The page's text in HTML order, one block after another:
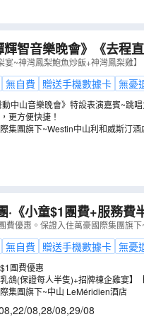
智音樂晚會》《去程
中山利和威斯汀酒店(
純玩2天團（
~神灣鳳梨鮑魚炒飯+神灣鳳梨雞】
無自費 贈送手機數據卡 無憂
中山音樂晚會》特設表演嘉賓~跳
更方便快捷！
集團旗下~Westin中山利和威斯汀
·《小童$1團費+服務
）
費優惠。保證入住萬豪國際集團旗
無自費 贈送手機數據卡 無憂
團費優惠
鴿(保證每人半隻)+招牌棟企雞宴】
集團旗下~中山 LeMéridien酒店
,22/08,28/08,29/08